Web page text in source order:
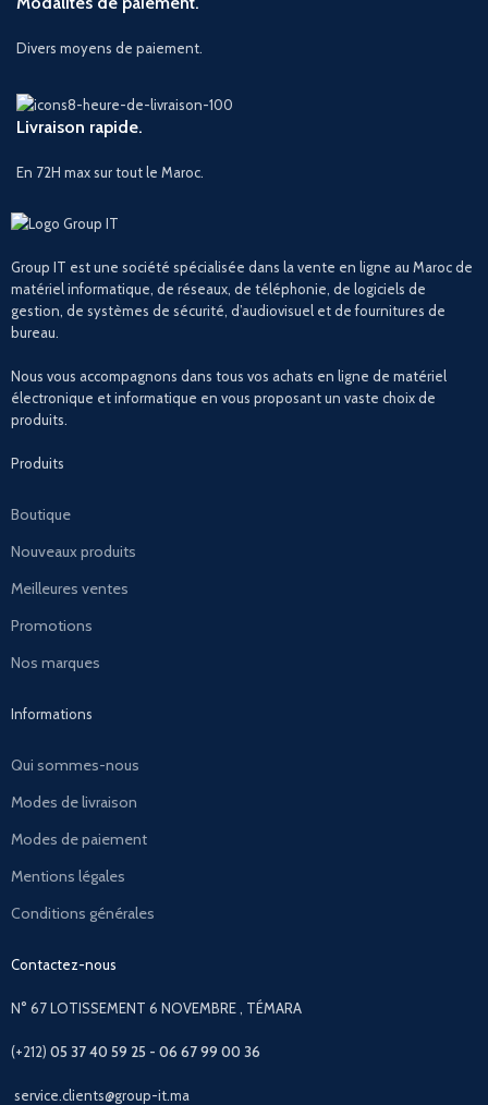
Divers moyens de paiement.
Livraison rapide.
En 72H max sur tout le Maroc.
Group IT est une société spécialisée dans la vente en ligne au Maroc de
matériel informatique, de réseaux, de téléphonie, de logiciels de
gestion, de systèmes de sécurité, d’audiovisuel et de fournitures de
bureau.
Nous vous accompagnons dans tous vos achats en ligne de matériel
électronique et informatique en vous proposant un vaste choix de
produits.
Produits
Boutique
Nouveaux produits
Meilleures ventes
Promotions
Nos marques
Informations
Qui sommes-nous
Modes de livraison
Modes de paiement
Mentions légales
Conditions générales
Contactez-nous
N° 67 LOTISSEMENT 6 NOVEMBRE , TÉMARA
(+212)05 37 40 59 25 - 06 67 99 00 36
service.clients@group-it.ma